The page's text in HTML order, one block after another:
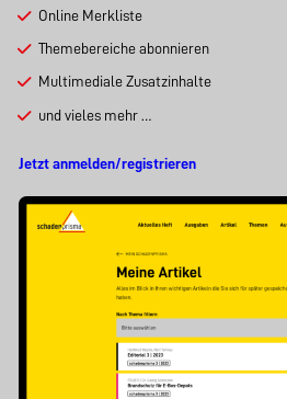
Online Merkliste
Themebereiche abonnieren
Multimediale Zusatzinhalte
und vieles mehr …
Jetzt anmelden/registrieren